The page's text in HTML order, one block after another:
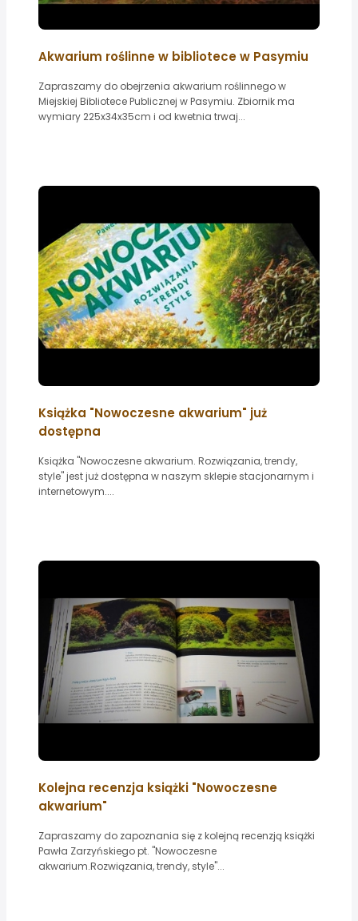
Akwarium roślinne w bibliotece w Pasymiu
Zapraszamy do obejrzenia akwarium roślinnego w
Miejskiej Bibliotece Publicznej w Pasymiu. Zbiornik ma
wymiary 225x34x35cm i od kwetnia trwaj...
Książka "Nowoczesne akwarium" już
dostępna
Książka "Nowoczesne akwarium. Rozwiązania, trendy,
style" jest już dostępna w naszym sklepie stacjonarnym i
internetowym....
Kolejna recenzja książki "Nowoczesne
akwarium"
Zapraszamy do zapoznania się z kolejną recenzją książki
Pawła Zarzyńskiego pt. "Nowoczesne
akwarium.Rozwiązania, trendy, style"...